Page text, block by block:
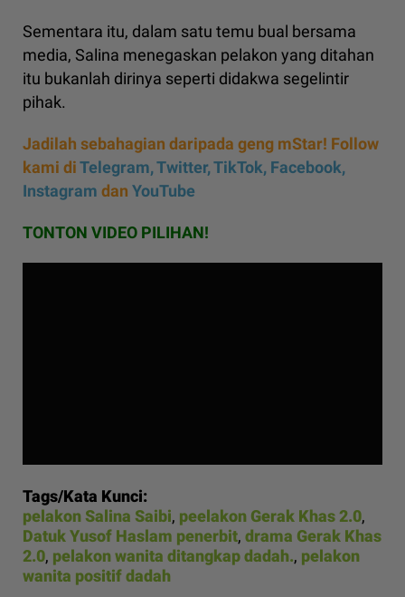
Sementara itu, dalam satu temu bual bersama
media, Salina menegaskan pelakon yang ditahan
itu bukanlah dirinya seperti didakwa segelintir
pihak.
Jadilah sebahagian daripada geng mStar! Follow
kami diTelegram,Twitter,TikTok, Facebook,
Instagram dan YouTube
TONTON VIDEO PILIHAN!
Tags/Kata Kunci:
pelakon Salina Saibi, peelakon Gerak Khas 2.0,
Datuk Yusof Haslam penerbit, drama Gerak Khas
2.0, pelakon wanita ditangkap dadah., pelakon
wanita positif dadah